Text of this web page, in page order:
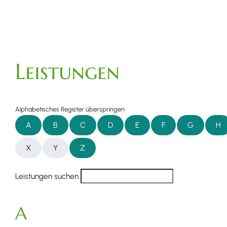
Leistungen
Alphabetisches Register überspringen
A B C D E F G H
X Y Z
Leistungen suchen
A